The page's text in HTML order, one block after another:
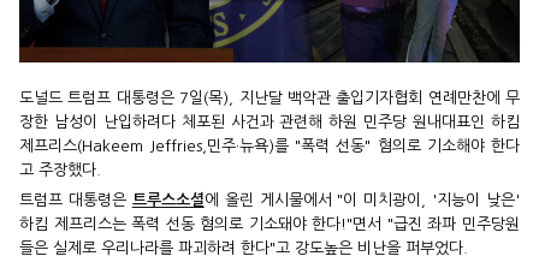
도널드 트럼프 대통령은 7일(목), 지난달 백악관 출입기자협회 연례만찬에 무
장한 남성이 난입하려다 체포된 사건과 관련해 하원 민주당 원내대표인 하킴
제프리스(Hakeem Jeffries,민주·뉴욕)를 "폭력 선동" 혐의로 기소해야 한다
고 주장했다.
트럼프 대통령은 트루스소셜에 올린 게시물에서 "이 미치광이, '지능이 낮은'
하킴 제프리스는 폭력 선동 혐의로 기소돼야 한다!"면서 "급진 좌파 민주당원
들은 실제로 우리나라를 파괴하려 한다"고 강도높은 비난을 퍼부었다.